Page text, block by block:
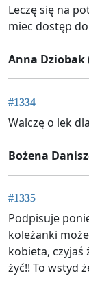
Leczę się na
miec dostęp
Anna Dziobak
#1334
Walczę o lek
Bożena
#1335
Podpisuje
koleżanki
kobieta, czyjaś
żyć!! To wstyd